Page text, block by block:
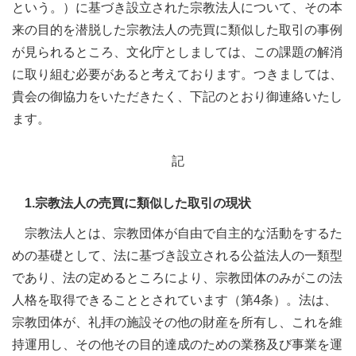
という。）に基づき設立された宗教法人について、その本
来の目的を潜脱した宗教法人の売買に類似した取引の事例
が見られるところ、文化庁としましては、この課題の解消
に取り組む必要があると考えております。つきましては、
貴会の御協力をいただきたく、下記のとおり御連絡いたし
ます。
記
1.宗教法人の売買に類似した取引の現状
宗教法人とは、宗教団体が自由で自主的な活動をするた
めの基礎として、法に基づき設立される公益法人の一類型
であり、法の定めるところにより、宗教団体のみがこの法
人格を取得できることとされています（第4条）。法は、
宗教団体が、礼拝の施設その他の財産を所有し、これを維
持運用し、その他その目的達成のための業務及び事業を運